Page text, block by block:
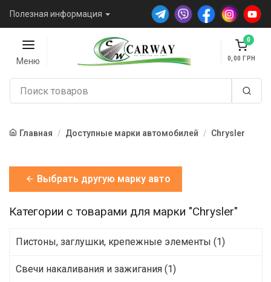
Полезная информация
Меню
0
0,00
Главная Доступные марки автомобилей Chrysler
Выбрать другую марку авто
Категории с товарами для марки "Chrysler"
Пистоны, заглушки, крепежные элементы (1)
Свечи накаливания и зажигания (1)